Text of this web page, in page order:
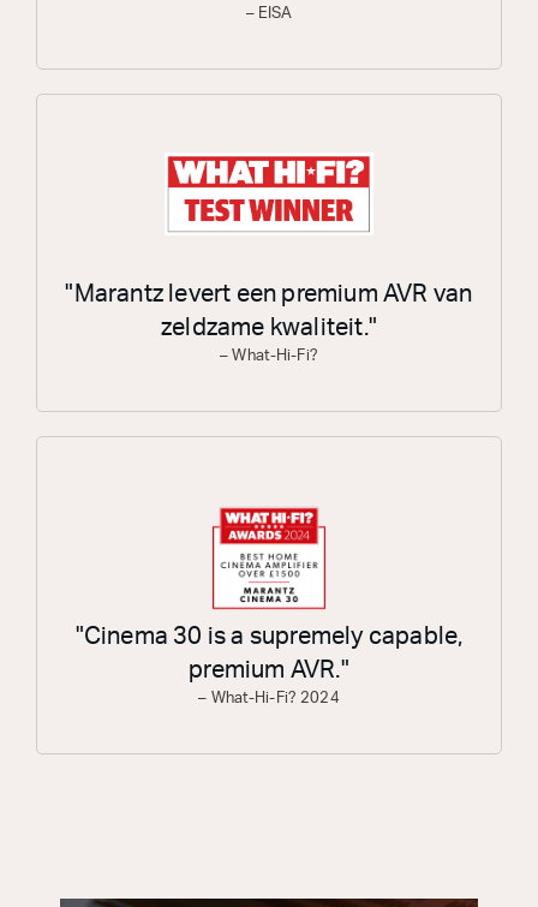
– EISA
"Marantz levert een premium AVR van
zeldzame kwaliteit."
– What-Hi-Fi?
"Cinema 30 is a supremely capable,
premium AVR."
– What-Hi-Fi? 2024